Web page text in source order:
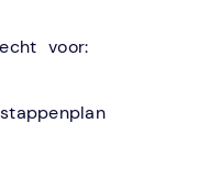
voor: